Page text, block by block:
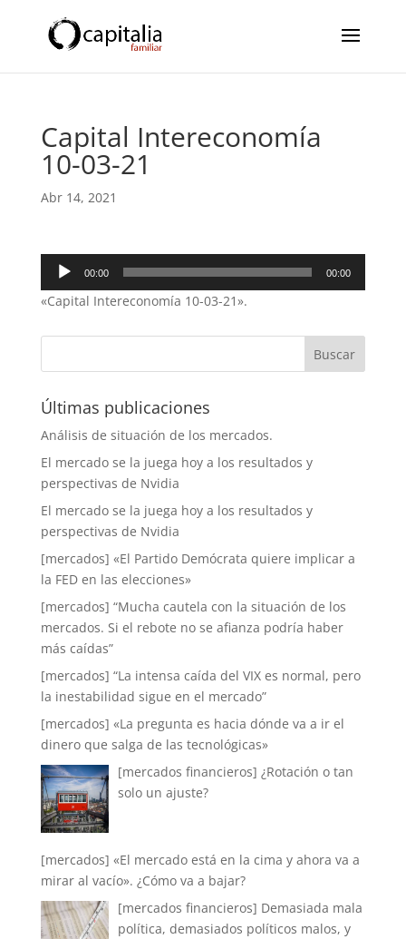
Capital Intereconomía
10-03-21
Abr 14, 2021
Reproductor
audio
00:00 00:00
«Capital Intereconomía 10-03-21».
Últimas publicaciones
Análisis de situación de los mercados.
El mercado se la juega hoy a los resultados y
perspectivas de Nvidia
El mercado se la juega hoy a los resultados y
perspectivas de Nvidia
[mercados] «El Partido Demócrata quiere implicar a
la FED en las elecciones»
[mercados] “Mucha cautela con la situación de los
mercados. Si el rebote no se afianza podría haber
más caídas”
[mercados] “La intensa caída del VIX es normal, pero
la inestabilidad sigue en el mercado”
[mercados] «La pregunta es hacia dónde va a ir el
dinero que salga de las tecnológicas»
[mercados financieros] ¿Rotación o tan
solo un ajuste?
[mercados] «El mercado está en la cima y ahora va a
mirar al vacío». ¿Cómo va a bajar?
[mercados financieros] Demasiada mala
política, demasiados políticos malos, y